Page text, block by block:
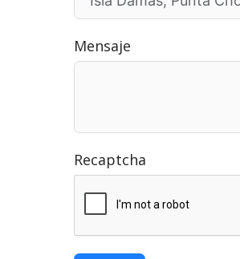
Mensaje
Recaptcha